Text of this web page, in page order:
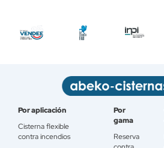
Por aplicación
Cisterna flexible
contra incendios
Por
gama
Reserva